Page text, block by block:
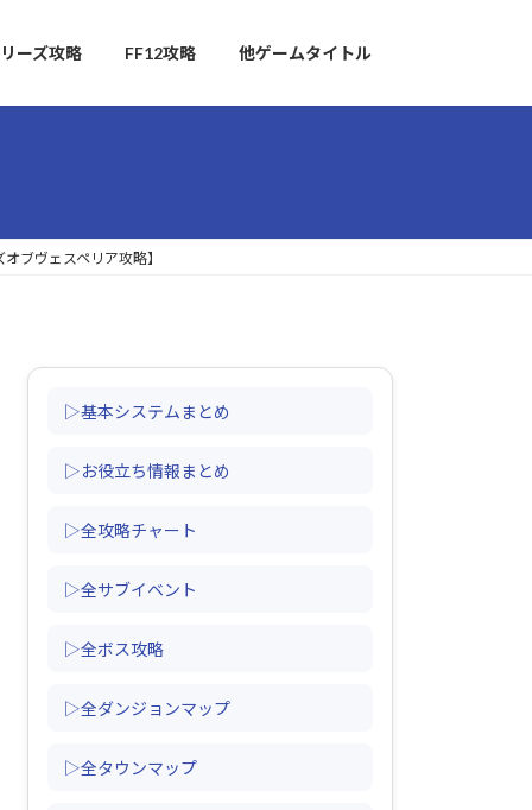
ーズ攻略 FF12攻略 他ゲームタイトル
ブヴェスペリア攻略】
▷基本システムまとめ
▷お役立ち情報まとめ
▷全攻略チャート
▷全サブイベント
▷全ボス攻略
▷全ダンジョンマップ
▷全タウンマップ